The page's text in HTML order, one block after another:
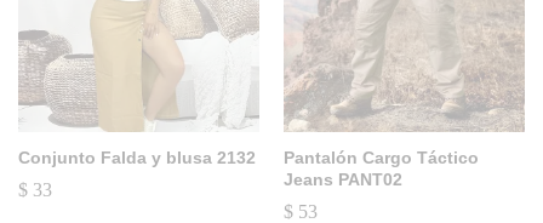
Conjunto Falda y blusa 2132
$ 33
Pantalón Cargo Táctico
Jeans PANT02
$ 53